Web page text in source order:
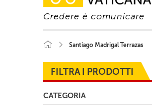
Credere è comunicare
Santiago Madrigal Terrazas
FILTRA I PRODOTTI
CATEGORIA